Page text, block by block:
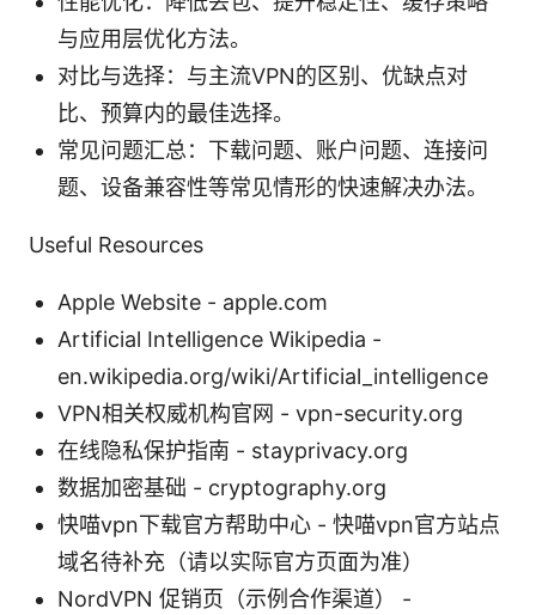
与应用层优化方法。
对比与选择：与主流VPN的区别、优缺点对
比、预算内的最佳选择。
常见问题汇总：下载问题、账户问题、连接问
题、设备兼容性等常见情形的快速解决办法。
Useful Resources
Apple Website - apple.com
Artificial Intelligence Wikipedia -
en.wikipedia.org/wiki/Artificial_intelligence
VPN相关权威机构官网 - vpn-security.org
在线隐私保护指南 - stayprivacy.org
数据加密基础 - cryptography.org
快喵vpn下载官方帮助中心 - 快喵vpn官方站点
域名待补充（请以实际官方页面为准）
NordVPN 促销页（示例合作渠道） -